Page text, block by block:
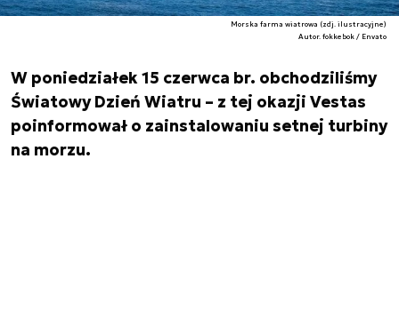
Morska farma wiatrowa (zdj. ilustracyjne)
Autor. fokkebok / Envato
W poniedziałek 15 czerwca br. obchodziliśmy
Światowy Dzień Wiatru – z tej okazji Vestas
poinformował o zainstalowaniu setnej turbiny
na morzu.